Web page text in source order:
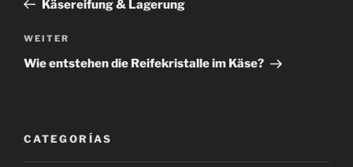
Käsereifung & Lagerung
Nächster
Beitrag
WEITER
Wie entstehen die Reifekristalle im Käse?
CATEGORÍAS